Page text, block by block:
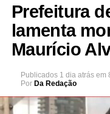
Prefeitura
lamenta
Maurício
Publicados 1 dia atrás em
Por Da Redação